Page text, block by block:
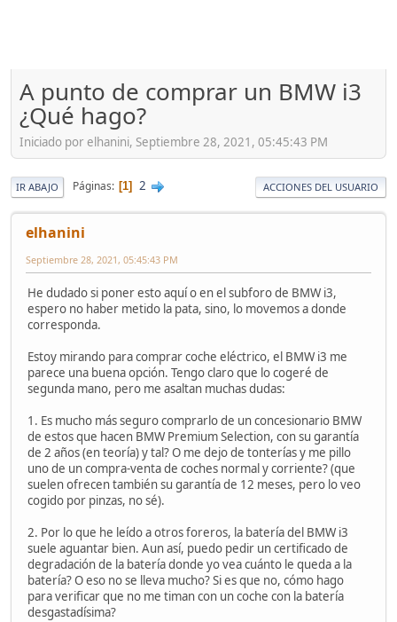
A punto de comprar un BMW i3
¿Qué hago?
Iniciado por elhanini, Septiembre 28, 2021, 05:45:43 PM
IR ABAJO Páginas 1 2 ACCIONES DEL USUARIO
elhanini
Septiembre 28, 2021, 05:45:43 PM
He dudado si poner esto aquí o en el subforo de BMW i3,
espero no haber metido la pata, sino, lo movemos a donde
corresponda.
Estoy mirando para comprar coche eléctrico, el BMW i3 me
parece una buena opción. Tengo claro que lo cogeré de
segunda mano, pero me asaltan muchas dudas:
1. Es mucho más seguro comprarlo de un concesionario BMW
de estos que hacen BMW Premium Selection, con su garantía
de 2 años (en teoría) y tal? O me dejo de tonterías y me pillo
uno de un compra-venta de coches normal y corriente? (que
suelen ofrecen también su garantía de 12 meses, pero lo veo
cogido por pinzas, no sé).
2. Por lo que he leído a otros foreros, la batería del BMW i3
suele aguantar bien. Aun así, puedo pedir un certificado de
degradación de la batería donde yo vea cuánto le queda a la
batería? O eso no se lleva mucho? Si es que no, cómo hago
para verificar que no me timan con un coche con la batería
desgastadísima?